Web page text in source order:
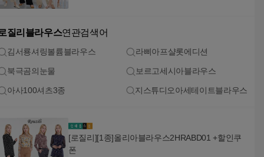
질리블라우스연관검색어
김서룡셔링볼륨블라우스 라삐아프샬롯에디션
북극곰의눈물 보르고세시아블라우스
아사100셔츠3종 지스튜디오아세테이트블라우스
[로질리][1종]올리아블라우스2HRABD01 +할인쿠
폰